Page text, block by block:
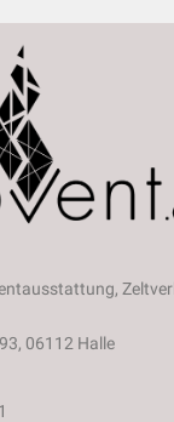
06112 Halle